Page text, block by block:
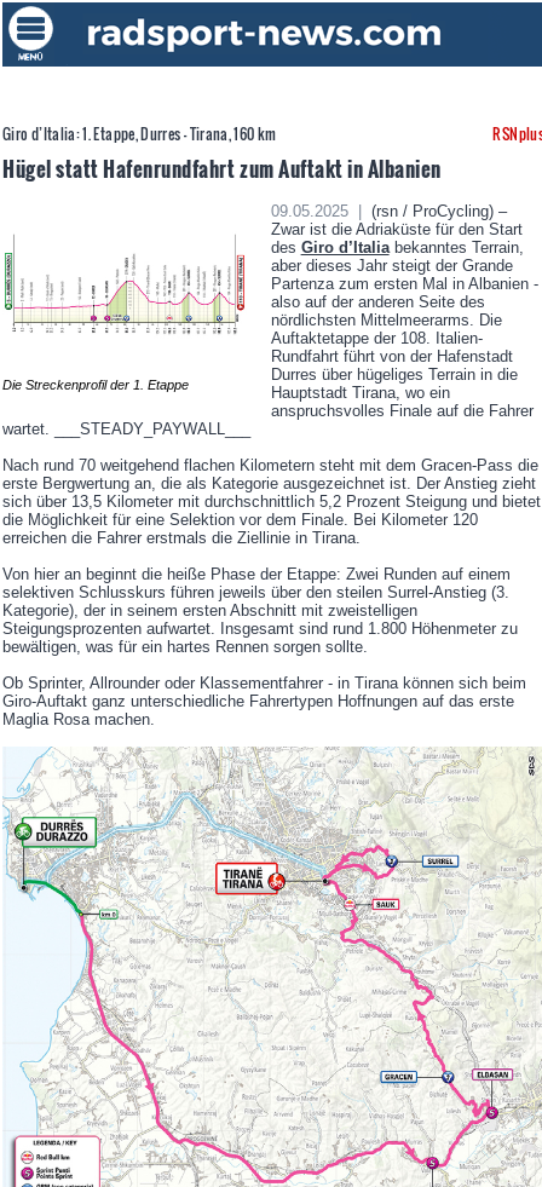
Giro d’Italia: 1. Etappe, Durres - Tirana, 160 km
Hügel statt Hafenrundfahrt zum Auftakt in Albanien
Die Streckenprofil der 1. Etappe
09.05.2025 |
(rsn / ProCycling) –
Zwar ist die Adriaküste für den Start
des Giro d’Italiabekanntes Terrain,
aber dieses Jahr steigt der Grande
Partenza zum ersten Mal in Albanien -
also auf der anderen Seite des
nördlichsten Mittelmeerarms. Die
Auftaktetappe der 108. Italien-
Rundfahrt führt von der Hafenstadt
Durres über hügeliges Terrain in die
Hauptstadt Tirana, wo ein
anspruchsvolles Finale auf die Fahrer
wartet. ___STEADY_PAYWALL___
Nach rund 70 weitgehend flachen Kilometern steht mit dem Gracen-Pass die
erste Bergwertung an, die als Kategorie ausgezeichnet ist. Der Anstieg zieht
sich über 13,5 Kilometer mit durchschnittlich 5,2 Prozent Steigung und bietet
die Möglichkeit für eine Selektion vor dem Finale. Bei Kilometer 120
erreichen die Fahrer erstmals die Ziellinie in Tirana.
Von hier an beginnt die heiße Phase der Etappe: Zwei Runden auf einem
selektiven Schlusskurs führen jeweils über den steilen Surrel-Anstieg (3.
Kategorie), der in seinem ersten Abschnitt mit zweistelligen
Steigungsprozenten aufwartet. Insgesamt sind rund 1.800 Höhenmeter zu
bewältigen, was für ein hartes Rennen sorgen sollte.
Ob Sprinter, Allrounder oder Klassementfahrer - in Tirana können sich beim
Giro-Auftakt ganz unterschiedliche Fahrertypen Hoffnungen auf das erste
Maglia Rosa machen.